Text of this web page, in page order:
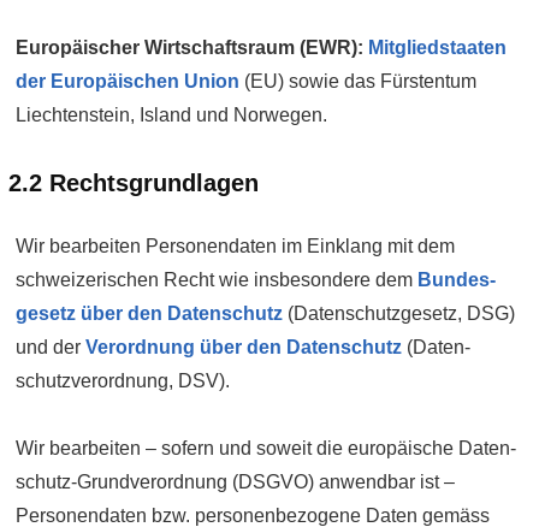
Europäischer Wirtschafts­raum (EWR): Mitglied­staaten
der Europäischen Union (EU) sowie das Fürstentum
Liechten­stein, Island und Norwegen.
2.2 Rechts­grundlagen
Wir bearbeiten Personen­daten im Einklang mit dem
schweizerischen Recht wie insbesondere dem Bundes­
gesetz über den Daten­schutz (Daten­schutz­gesetz, DSG)
und der Verordnung über den Daten­schutz (Daten­
schutz­verordnung, DSV).
Wir bearbeiten – sofern und soweit die europäische Daten­
schutz-Grund­verordnung (DSGVO) anwendbar ist –
Personen­daten bzw. personenbezogene Daten gemäss